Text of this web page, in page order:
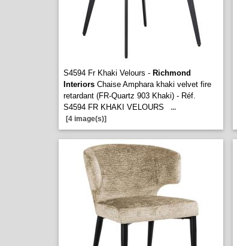
S4594 Fr Khaki Velours - Richmond
Interiors Chaise Amphara khaki velvet fire
retardant (FR-Quartz 903 Khaki) - Réf.
S4594 FR KHAKI VELOURS
...
[4 image(s)]